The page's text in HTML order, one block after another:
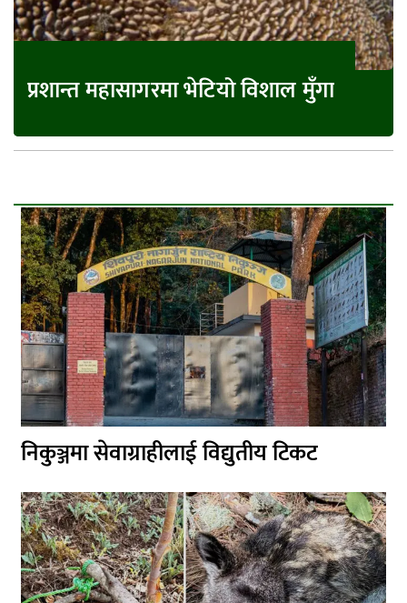
प्रशान्त महासागरमा भेटियो विशाल मुँगा
निकुञ्जमा सेवाग्राहीलाई विद्युतीय टिकट